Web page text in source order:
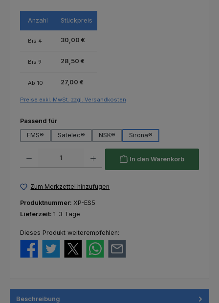
Anzahl Stückpreis
Bis 4 30,00 €
Bis 9 28,50 €
Ab 10 27,00 €
Preise exkl. MwSt. zzgl. Versandkosten
Passend fürauswählen
EMS®
Satelec® NSK® Sirona®
In den Warenkorb
Zum Merkzettel hinzufügen
Produktnummer: XP-ES5
Lieferzeit: 1-3 Tage
Dieses Produkt weiterempfehlen:
Beschreibung